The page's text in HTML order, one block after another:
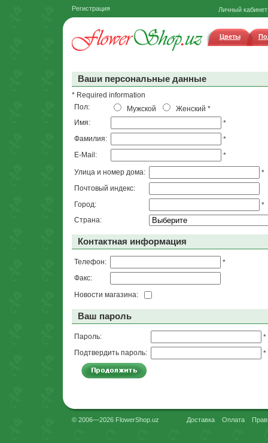
Регистрация Личный кабинет
Цветы
Ваши персональные данные
* Required information
Пол:
Мужской Женский *
Имя:
*
Фамилия:
*
E-Mail:
*
Улица и номер дома:
*
Почтовый индекс:
Город:
*
Страна:
Контактная информация
Телефон:
*
Факс:
Новости магазина:
Ваш пароль
Пароль:
*
Подтвердить пароль:
*
© 2006—2026 FlowerShop.uz Доставка Оплата